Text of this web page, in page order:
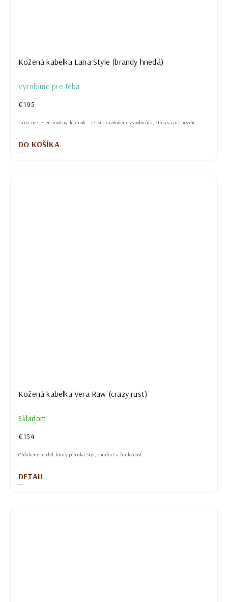
Kožená kabelka Lana Style (brandy hnedá)
Vyrobíme pre teba
€195
DO KOŠÍKA
Lana nie je len módny doplnok – je tvoj každodenný spoločník, ktorý sa prispôsobí...
Kožená kabelka Vera Raw (crazy rust)
Skladom
€154
DETAIL
Obľúbený model, ktorý ponúka štýl, komfort a funkčnosť.